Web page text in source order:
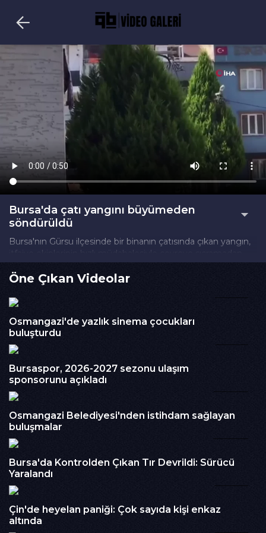
Bursa'da çatı yangını büyümeden
söndürüldü
Bursa'nın Gürsu ilçesinde bir binanın çatısında çıkan yangın,
itfaiye ekiplerinin hızlı müdahalesiyle çevreye sıçramadan
kontrol altına alındı. Olayda maddi hasar oluştu.
İzlenme : 204
Kategori :
Embed Kodu :
Öne Çıkan Videolar
Osmangazi'de yazlık sinema çocukları
buluşturdu
Bursaspor, 2026-2027 sezonu ulaşım
sponsorunu açıkladı
Osmangazi Belediyesi'nden istihdam sağlayan
buluşmalar
Bursa'da Kontrolden Çıkan Tır Devrildi: Sürücü
Yaralandı
Çin'de heyelan paniği: Çok sayıda kişi enkaz
altında